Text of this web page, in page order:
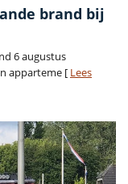
brand bij
6 augustus
apparteme [ Lees